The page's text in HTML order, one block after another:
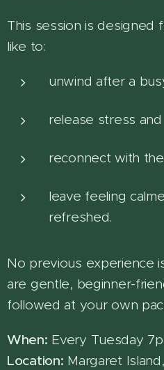
This session is designed
like to:
unwind after a
release stress
reconnect with
leave feeling
refreshed.
No previous experience
are gentle, beginner-
followed at your own
When: Every Tuesday
Location: Margaret